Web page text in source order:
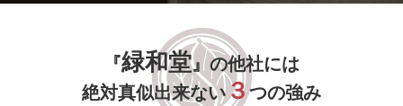
『緑和堂』の他社には
絶対真似出来ない ３つの強み